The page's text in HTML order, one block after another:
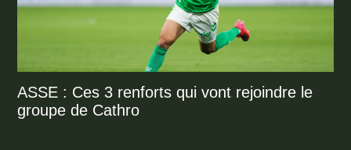
ASSE : Ces 3 renforts qui vont rejoindre le
groupe de Cathro